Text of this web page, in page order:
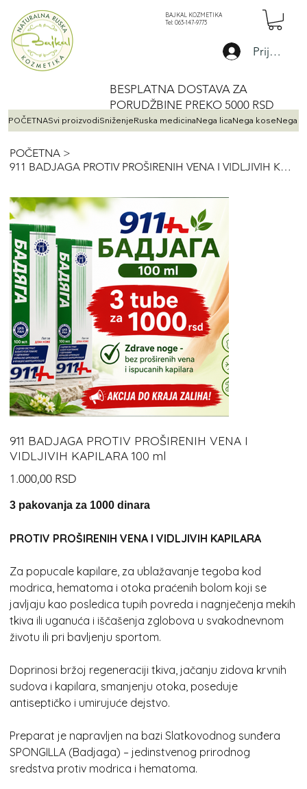
BAJKAL KOZMETIKA
Tel: 063-147-9773
BESPLATNA DOSTAVA ZA
PORUDŽBINE PREKO 5000 RSD
POČETNASvi proizvodiSniženjeRuska medicinaNega licaNega koseNega
Prijava
POČETNA >
911 BADJAGA PROTIV PROŠIRENIH VENA I VIDLJIVIH KAPILARA 100 ml
911 BADJAGA PROTIV PROŠIRENIH VENA I
VIDLJIVIH KAPILARA 100 ml
Cijena
1.000,00 RSD
3 pakovanja za 1000 dinara
PROTIV PROŠIRENIH VENA I VIDLJIVIH KAPILARA
Za popucale kapilare, za ublažavanje tegoba kod
modrica, hematoma i otoka praćenih bolom koji se
javljaju kao posledica tupih povreda i nagnječenja mekih
tkiva ili uganuća i iščašenja zglobova u svakodnevnom
životu ili pri bavljenju sportom.
Doprinosi bržoj regeneraciji tkiva, jačanju zidova krvnih
sudova i kapilara, smanjenju otoka, poseduje
antiseptičko i umirujuće dejstvo.
Preparat je napravljen na bazi Slatkovodnog sunđera
SPONGILLA (Badjaga) – jedinstvenog prirodnog
sredstva protiv modrica i hematoma.